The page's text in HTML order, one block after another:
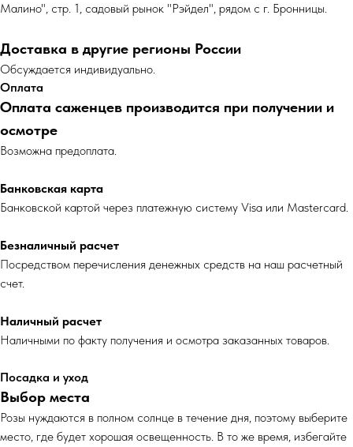
Малино", стр. 1, садовый рынок "Рэйдел", рядом с г. Бронницы.
Доставка в другие регионы России
Обсуждается индивидуально.
Оплата
Оплата саженцев производится при получении и
осмотре
Возможна предоплата.
Банковская карта
Банковской картой через платежную систему Visa или Mastercard.
Безналичный расчет
Посредством перечисления денежных средств на наш расчетный
счет.
Наличный расчет
Наличными по факту получения и осмотра заказанных товаров.
Посадка и уход
Выбор места
Розы нуждаются в полном солнце в течение дня, поэтому выберите
место, где будет хорошая освещенность. В то же время, избегайте